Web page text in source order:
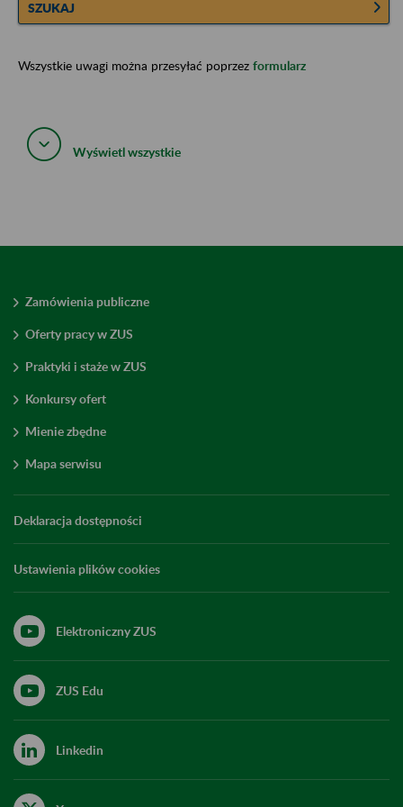
SZUKAJ
Wszystkie uwagi można przesyłać poprzez formularz
Wyświetl wszystkie
Zamówienia publiczne
Oferty pracy w ZUS
Praktyki i staże w ZUS
Konkursy ofert
Mienie zbędne
Mapa serwisu
Deklaracja dostępności
Ustawienia plików cookies
Elektroniczny ZUS
ZUS Edu
Linkedin